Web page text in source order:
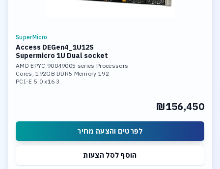
SuperMicro
Access DEGen4_1U12S
Supermicro 1U Dual socket
AMD EPYC 90049005 series Processors
192 Cores, 192GB DDR5 Memory
3 PCI-E 5.0 x16
₪156,450
לפרטים והצעת מחיר
הוסף לסל הצעות